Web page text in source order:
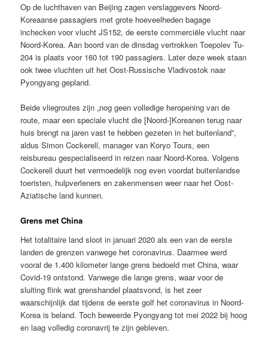
Op de luchthaven van Beijing zagen verslaggevers Noord-
Koreaanse passagiers met grote hoeveelheden bagage
inchecken voor vlucht JS152, de eerste commerciële vlucht naar
Noord-Korea. Aan boord van de dinsdag vertrokken Toepolev Tu-
204 is plaats voor 160 tot 190 passagiers. Later deze week staan
ook twee vluchten uit het Oost-Russische Vladivostok naar
Pyongyang gepland.
Beide vliegroutes zijn „nog geen volledige heropening van de
route, maar een speciale vlucht die [Noord-]Koreanen terug naar
huis brengt na jaren vast te hebben gezeten in het buitenland”,
aldus Simon Cockerell, manager van Koryo Tours, een
reisbureau gespecialiseerd in reizen naar Noord-Korea. Volgens
Cockerell duurt het vermoedelijk nog even voordat buitenlandse
toeristen, hulpverleners en zakenmensen weer naar het Oost-
Aziatische land kunnen.
Grens met China
Het totalitaire land sloot in januari 2020 als een van de eerste
landen de grenzen vanwege het coronavirus. Daarmee werd
vooral de 1.400 kilometer lange grens bedoeld met China, waar
Covid-19 ontstond. Vanwege die lange grens, waar voor de
sluiting flink wat grenshandel plaatsvond, is het zeer
waarschijnlijk dat tijdens de eerste golf het coronavirus in Noord-
Korea is beland. Toch beweerde Pyongyang tot mei 2022 bij hoog
en laag volledig coronavrij te zijn gebleven.